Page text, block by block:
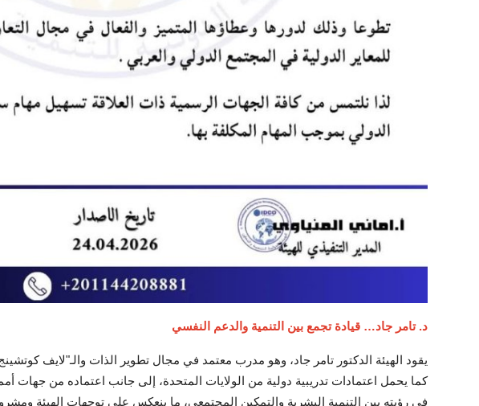
د. تامر جاد… قيادة تجمع بين التنمية والدعم النفسي
يقود الهيئة الدكتور تامر جاد، وهو مدرب معتمد في مجال تطوير الذات والـ"لايف
كما يحمل اعتمادات تدريبية دولية من الولايات المتحدة، إلى جانب اعتماده من جهات
في رؤيته بين التنمية البشرية والتمكين المجتمعي، ما ينعكس على توجهات الهيئة